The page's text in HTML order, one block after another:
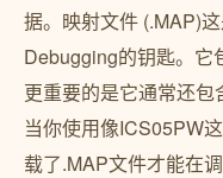
据。映射文件 (.MAP)
Debugging的钥匙。它
更重要的是它通常还包
当你使用像ICS05PW
载了.MAP文件才能在